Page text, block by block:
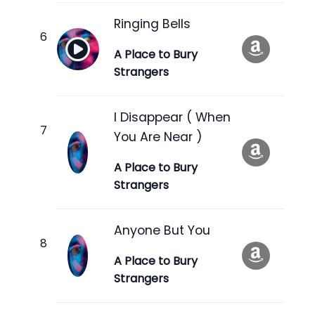
Ringing Bells
A Place to Bury
Strangers
I Disappear ( When
You Are Near )
A Place to Bury
Strangers
Anyone But You
A Place to Bury
Strangers